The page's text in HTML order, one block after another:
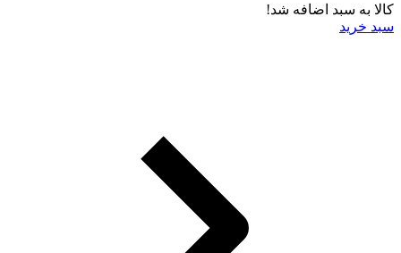
کالا به سبد اضافه شد!
سبد خرید